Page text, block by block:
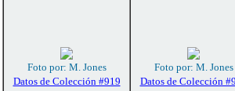
Foto por: M. Jones
Datos de Colección #919
Foto por: M. Jones
Datos de Colección